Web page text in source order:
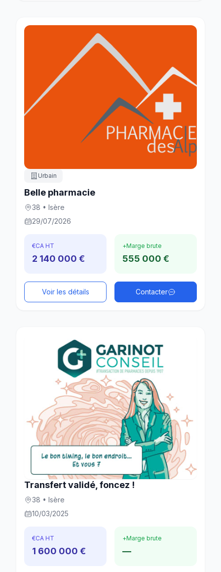
Urbain
Belle pharmacie
38 • Isère
29/07/2026
€CA HT
2 140 000 €
+Marge brute
555 000 €
Voir les détails Contacter
Transfert validé, foncez !
38 • Isère
10/03/2025
€CA HT
1 600 000 €
+Marge brute
—